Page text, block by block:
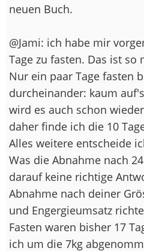
neuen Buch.
@Jami: ich habe mir
Tage zu fasten. Das ist so
Nur ein paar Tage fasten
durcheinander: kaum
wird es auch schon
daher finde ich die 10
Alles weitere entscheide
Was die Abnahme nach
darauf keine richtige
Abnahme nach deiner
und Engergieumsatz
Fasten waren bisher 17
ich um die 7kg